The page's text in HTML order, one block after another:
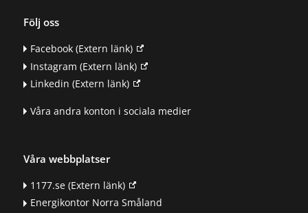
Följ oss
Facebook(Extern länk)
Instagram (Extern länk)
Linkedin (Extern länk)
Våra andra konton i sociala medier
Våra webbplatser
1177.se(Extern länk)
Energikontor Norra Småland